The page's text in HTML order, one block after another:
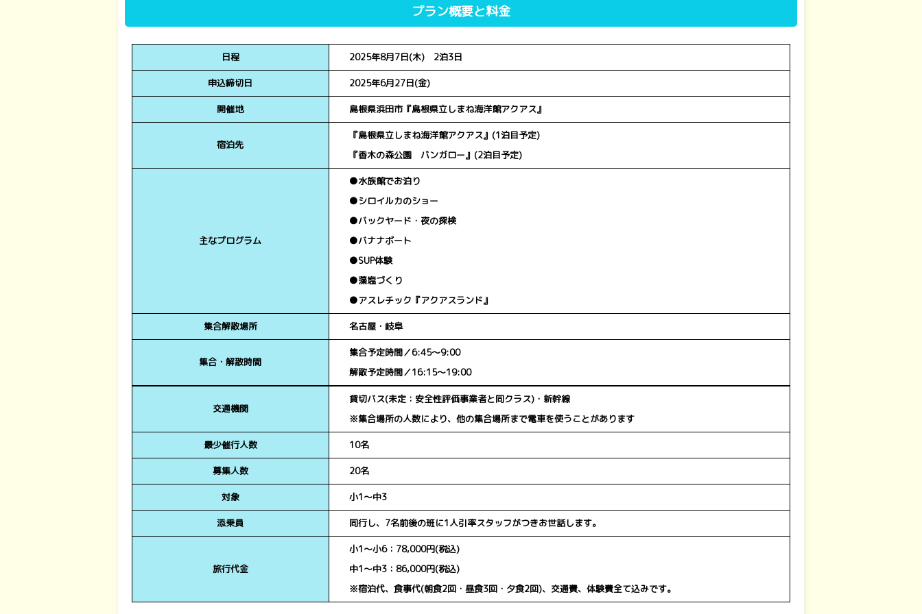
プラン概要と料金
日程 2025年8月7日(木) 2泊3日
申込締切日 2025年6月27日(金)
開催地 島根県浜田市『島根県立しまね海洋館アクアス』
宿泊先
『島根県立しまね海洋館アクアス』(1泊目予定)
『香木の森公園 バンガロー』(2泊目予定)
主なプログラム
●水族館でお泊り
●シロイルカのショー
●バックヤード・夜の探検
●バナナボート
●SUP体験
●藻塩づくり
●アスレチック『アクアスランド』
集合解散場所 名古屋・岐阜
集合・解散時間
集合予定時間／6:45～9:00
解散予定時間／16:15～19:00
交通機関
貸切バス(未定：安全性評価事業者と同クラス)・新幹線
※集合場所の人数により、他の集合場所まで電車を使うことがあります
最少催行人数 10名
募集人数 20名
対象 小1～中3
添乗員 同行し、7名前後の班に1人引率スタッフがつきお世話します。
旅行代金
小1～小6：78,000円(税込)
中1～中3：86,000円(税込)
※宿泊代、食事代(朝食2回・昼食3回・夕食2回)、交通費、体験費全て込みです。